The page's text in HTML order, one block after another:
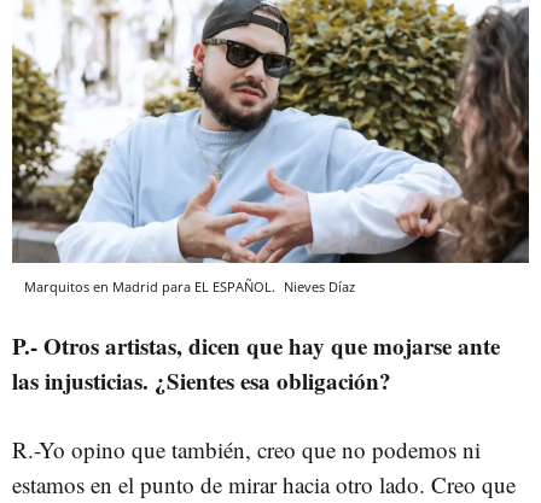
Marquitos en Madrid para EL ESPAÑOL. Nieves Díaz
P.- Otros artistas, dicen que hay que mojarse ante
las injusticias. ¿Sientes esa obligación?
R.-Yo opino que también, creo que no podemos ni
estamos en el punto de mirar hacia otro lado. Creo que